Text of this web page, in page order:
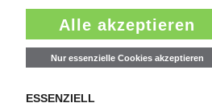
KI Polymerpreise